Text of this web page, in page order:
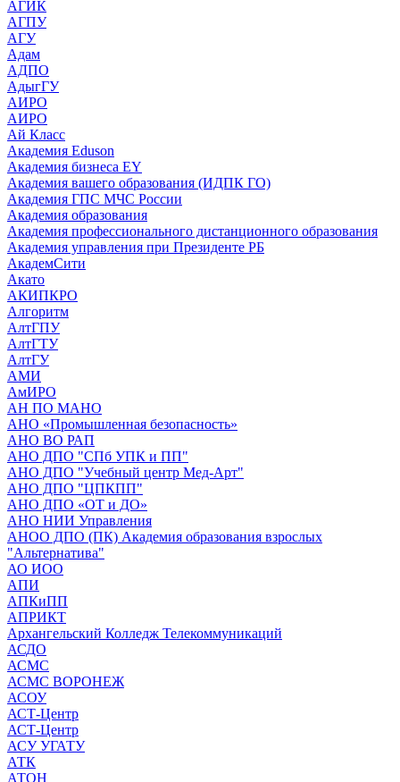
АГИК
АГПУ
АГУ
Адам
АДПО
АдыгГУ
АИРО
АИРО
Ай Класс
Академия Eduson
Академия бизнеса EY
Академия вашего образования (ИДПК ГО)
Академия ГПС МЧС России
Академия образования
Академия профессионального дистанционного образования
Академия управления при Президенте РБ
АкадемСити
Акато
АКИПКРО
Алгоритм
АлтГПУ
АлтГТУ
АлтГУ
АМИ
АмИРО
АН ПО МАНО
АНО «Промышленная безопасность»
АНО ВО РАП
АНО ДПО "СПб УПК и ПП"
АНО ДПО "Учебный центр Мед-Арт"
АНО ДПО "ЦПКПП"
АНО ДПО «ОТ и ДО»
АНО НИИ Управления
АНОО ДПО (ПК) Академия образования взрослых
"Альтернатива"
АО ИОО
АПИ
АПКиПП
АПРИКТ
Архангельский Колледж Телекоммуникаций
АСДО
АСМС
АСМС ВОРОНЕЖ
АСОУ
АСТ-Центр
АСТ-Центр
АСУ УГАТУ
АТК
АТОН